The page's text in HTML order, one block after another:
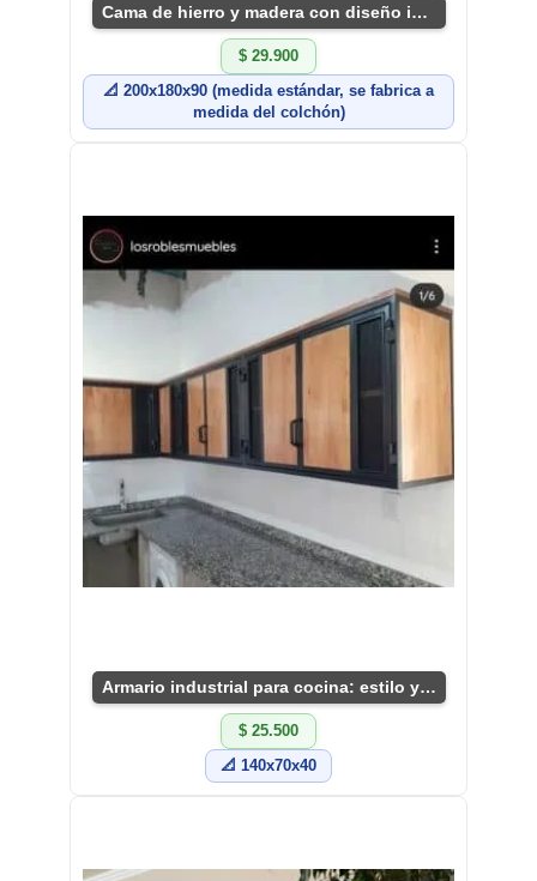
Cama de hierro y madera con diseño industrial
$ 29.900
📐 200x180x90 (medida estándar, se fabrica a
medida del colchón)
Armario industrial para cocina: estilo y funcionalidad
$ 25.500
📐 140x70x40